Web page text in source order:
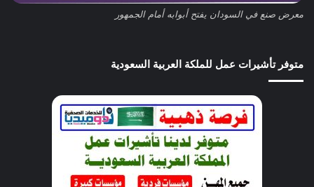
معرض صنع في السودان يفتح أبوابه أمام الجمهور
متوفر تأشيرات عمل للملكة العربية السعودية